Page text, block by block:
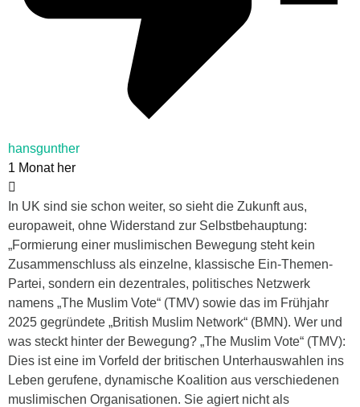
hansgunther
1 Monat her
In UK sind sie schon weiter, so sieht die Zukunft aus,
europaweit, ohne Widerstand zur Selbstbehauptung:
„Formierung einer muslimischen Bewegung steht kein
Zusammenschluss als einzelne, klassische Ein-Themen-
Partei, sondern ein dezentrales, politisches Netzwerk
namens „The Muslim Vote“ (TMV) sowie das im Frühjahr
2025 gegründete „British Muslim Network“ (BMN). Wer und
was steckt hinter der Bewegung? „The Muslim Vote“ (TMV):
Dies ist eine im Vorfeld der britischen Unterhauswahlen ins
Leben gerufene, dynamische Koalition aus verschiedenen
muslimischen Organisationen. Sie agiert nicht als